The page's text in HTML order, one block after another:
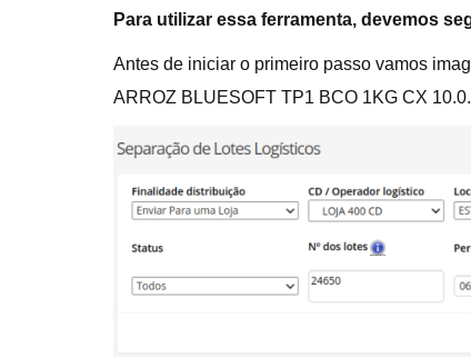
Para utilizar essa ferramenta, devemos
Antes de iniciar o primeiro passo vamos
ARROZ BLUESOFT TP1 BCO 1KG CX 10.0.